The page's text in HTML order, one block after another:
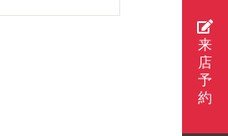
来
店
予
約